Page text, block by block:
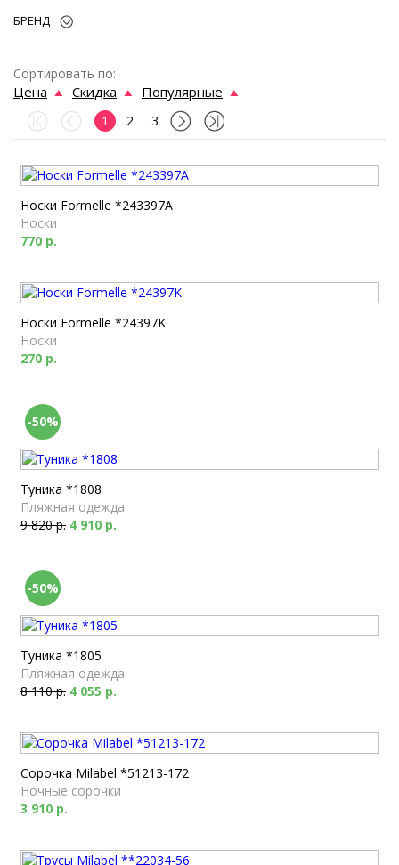
БРЕНД
Сортировать по:
Цена Скидка Популярные
1 2 3
Носки Formelle *243397A
Носки
770 р.
Носки Formelle *24397K
Носки
270 р.
-50%
Туника *1808
Пляжная одежда
9 820 р. 4 910 р.
-50%
Туника *1805
Пляжная одежда
8 110 р. 4 055 р.
Сорочка Milabel *51213-172
Ночные сорочки
3 910 р.